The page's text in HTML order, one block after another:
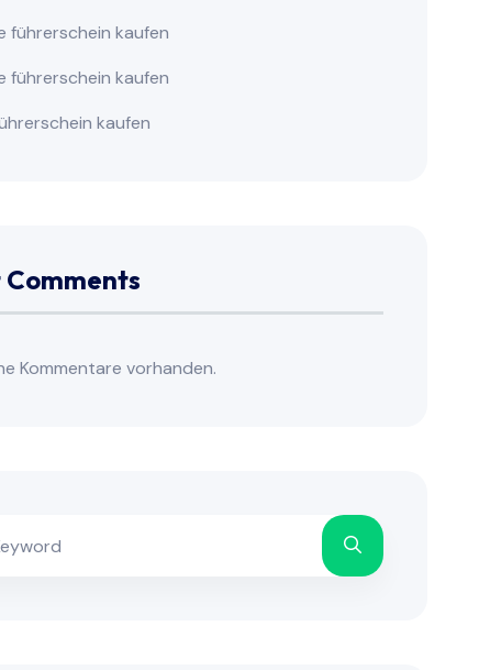
führerschein kaufen
führerschein kaufen
kaufen
Comments
Kommentare vorhanden.